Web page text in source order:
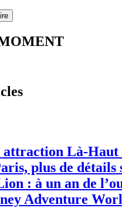
attraction Là-Haut
plus de détails
: à un an de
Adventure